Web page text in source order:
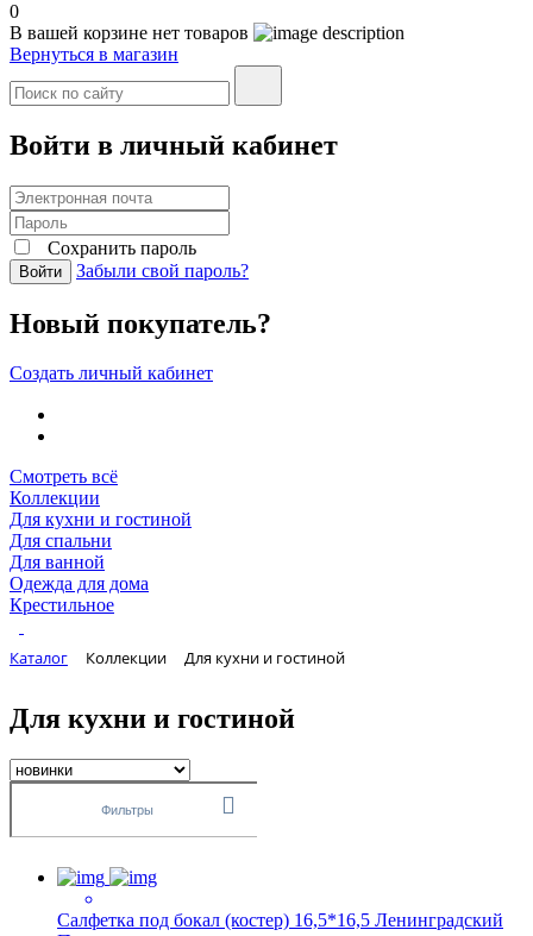
0
В вашей корзине нет товаров
Вернуться в магазин
Войти в личный кабинет
Сохранить пароль
Войти Забыли свой пароль?
Новый покупатель?
Создать личный кабинет
Смотреть всё
Коллекции
Для кухни и гостиной
Для спальни
Для ванной
Одежда для дома
Крестильное
Каталог Коллекции Для кухни и гостиной
Для кухни и гостиной
Фильтры
Салфетка под бокал (костер) 16,5*16,5 Ленинградский